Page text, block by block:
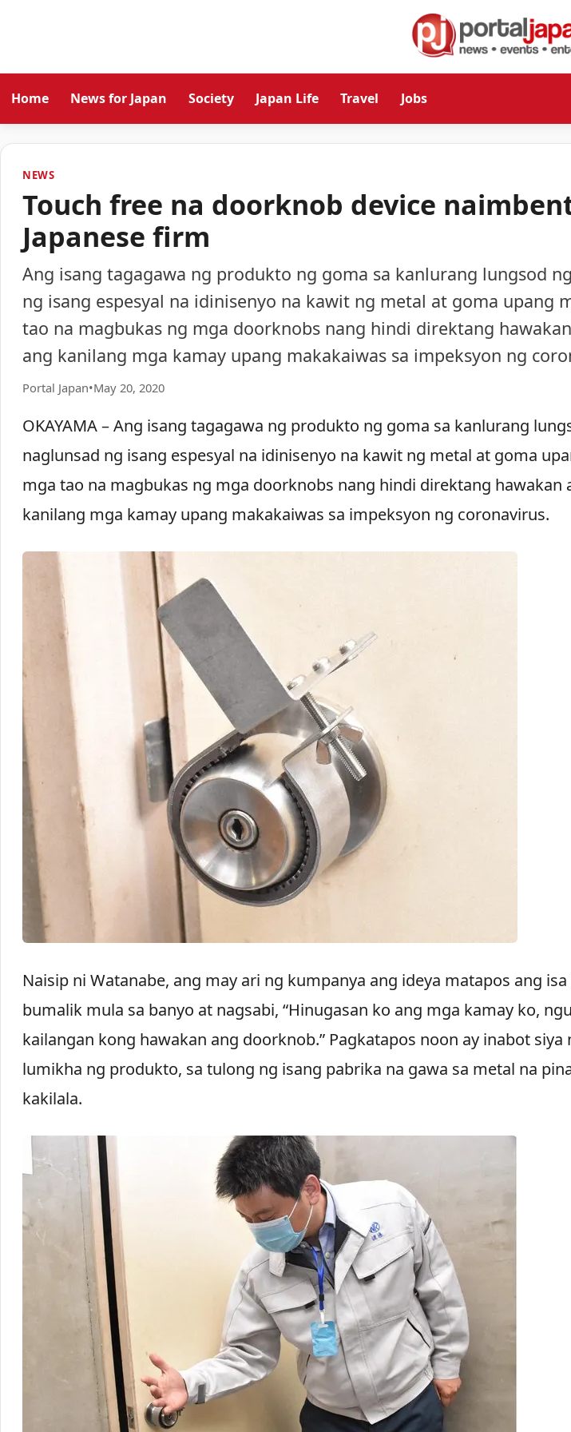
Home News for Japan Society Japan Life Travel Jobs
NEWS
Touch free na doorknob device
Japanese firm
Ang isang tagagawa ng produkto ng goma sa kanlurang lungsod
ng isang espesyal na idinisenyo na kawit ng metal at goma upang
tao na magbukas ng mga doorknobs nang hindi direktang
ang kanilang mga kamay upang makakaiwas sa impeksyon ng
Portal Japan•May 20, 2020
OKAYAMA – Ang isang tagagawa ng produkto ng goma sa kanlurang
naglunsad ng isang espesyal na idinisenyo na kawit ng metal at goma
mga tao na magbukas ng mga doorknobs nang hindi direktang hawakan
kanilang mga kamay upang makakaiwas sa impeksyon ng coronavirus.
Naisip ni Watanabe, ang may ari ng kumpanya ang ideya matapos ang
bumalik mula sa banyo at nagsabi, “Hinugasan ko ang mga kamay ko,
kailangan kong hawakan ang doorknob.” Pagkatapos noon ay inabot siya
lumikha ng produkto, sa tulong ng isang pabrika na gawa sa metal na
kakilala.